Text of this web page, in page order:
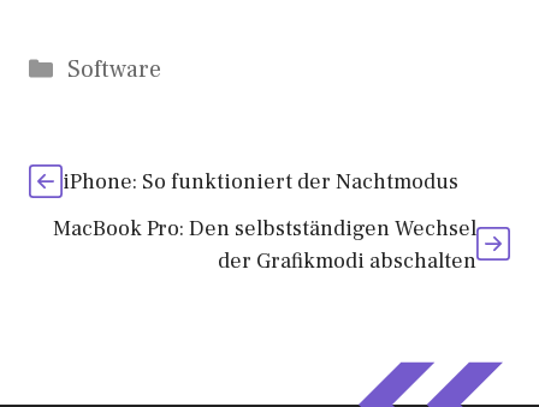
Kategorien
Software
iPhone: So funktioniert der Nachtmodus
MacBook Pro: Den selbstständigen Wechsel
der Grafikmodi abschalten